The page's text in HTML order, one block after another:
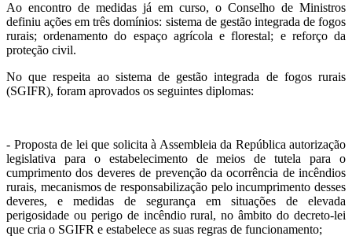
Ao encontro de medidas já em curso, o Conselho de Ministros
definiu ações em três domínios: sistema de gestão integrada de fogos
rurais; ordenamento do espaço agrícola e florestal; e reforço da
proteção civil.
No que respeita ao sistema de gestão integrada de fogos rurais
(SGIFR), foram aprovados os seguintes diplomas:
- Proposta de lei que solicita à Assembleia da República autorização
legislativa para o estabelecimento de meios de tutela para o
cumprimento dos deveres de prevenção da ocorrência de incêndios
rurais, mecanismos de responsabilização pelo incumprimento desses
deveres, e medidas de segurança em situações de elevada
perigosidade ou perigo de incêndio rural, no âmbito do decreto-lei
que cria o SGIFR e estabelece as suas regras de funcionamento;